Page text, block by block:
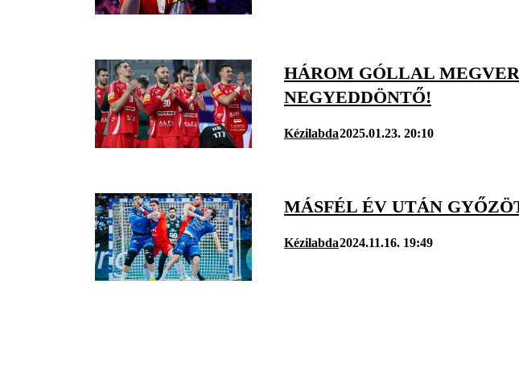
HÁROM GÓLLAL
NEGYEDDÖNTŐ!
Kézilabda2025.01.23. 20:10
MÁSFÉL ÉV UTÁN
Kézilabda2024.11.16. 19:49